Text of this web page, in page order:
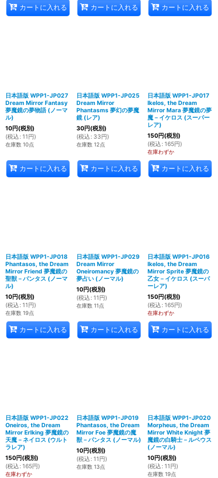
カートに入れる カートに入れる カートに入れる
日本語版 WPP1-JP027
Dream Mirror Fantasy
夢魔鏡の夢物語 (ノーマ
ル)
10円(税別)
(税込 : 11 円)
在庫数 10点
カートに入れる
日本語版 WPP1-JP025
Dream Mirror
Phantasms 夢幻の夢魔
鏡 (レア)
30円(税別)
(税込 : 33円)
在庫数 12点
カートに入れる
日本語版 WPP1-JP017
Ikelos, the Dream
Mirror Mara 夢魔鏡の夢
魔－イケロス (スーパー
レア)
150円(税別)
(税込 : 165円)
在庫わずか
カートに入れる
日本語版 WPP1-JP018
Phantasos, the Dream
Mirror Friend 夢魔鏡の
聖獣－パンタス (ノーマ
ル)
10円(税別)
(税込 : 11 円)
在庫数 19点
カートに入れる
日本語版 WPP1-JP029
Dream Mirror
Oneiromancy 夢魔鏡の
夢占い (ノーマル)
10円(税別)
(税込 : 11 円)
在庫数 11点
カートに入れる
日本語版 WPP1-JP016
Ikelos, the Dream
Mirror Sprite 夢魔鏡の
乙女－イケロス (スーパ
ーレア)
150円(税別)
(税込 : 165円)
在庫わずか
カートに入れる
日本語版 WPP1-JP022
Oneiros, the Dream
Mirror Erlking 夢魔鏡の
天魔－ネイロス (ウルト
ラレア)
150円(税別)
(税込 : 165円)
在庫わずか
日本語版 WPP1-JP019
Phantasos, the Dream
Mirror Foe 夢魔鏡の魔
獣－パンタス (ノーマル)
10円(税別)
(税込 : 11 円)
在庫数 13点
日本語版 WPP1-JP020
Morpheus, the Dream
Mirror White Knight 夢
魔鏡の白騎士－ルペウス
(ノーマル)
10円(税別)
(税込 : 11 円)
在庫数 19点